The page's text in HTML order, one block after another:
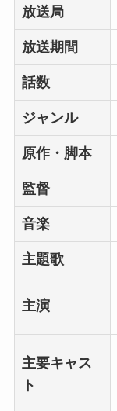
放送局
放送期間
話数
ジャンル
原作・脚本
監督
音楽
主題歌
主演
主要キャス
ト